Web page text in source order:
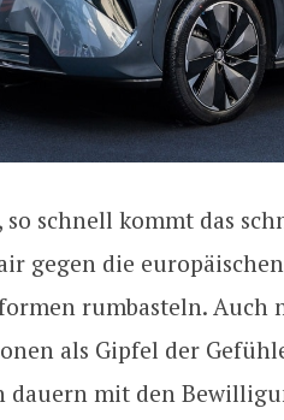
so schnell kommt das
gegen die
rumbasteln.
als Gipfel der
dauern mit den